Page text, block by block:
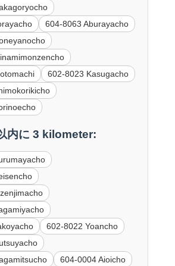
604-8063 Aburayacho
602-8023 Kasugacho
内に 3 kilometer:
602-8022 Yoancho
604-0004 Aioicho